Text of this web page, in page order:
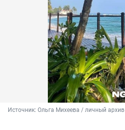
Источник: Ольга Михеева / личный архив